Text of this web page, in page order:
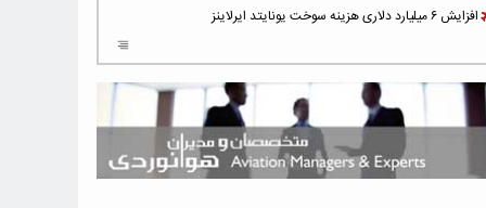
افزایش ۶ میلیارد دلاری هزینه‌ سوخت یونایتد ایرلاینز
هوش مصنوعی وارد تعمیر و بازرسی موتورهای هواپیما شد
حمله هوایی به تأسیسات فرودگاه سمنان
استخدام در صنعت هوانوردی کانادا با آموزش رایگان و حقوق ۱۲۷ هزار
دلاری